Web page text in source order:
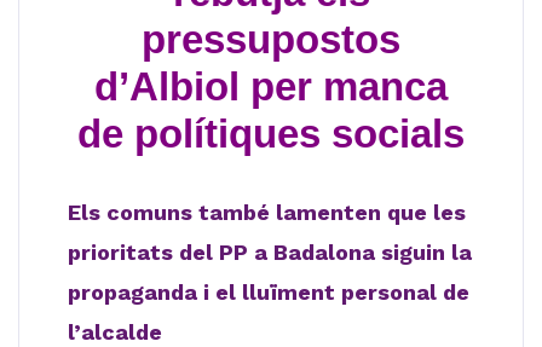
pressupostos
d’Albiol per manca
de polítiques socials
Els comuns també lamenten que les
prioritats del PP a Badalona siguin la
propaganda i el lluïment personal de
l’alcalde